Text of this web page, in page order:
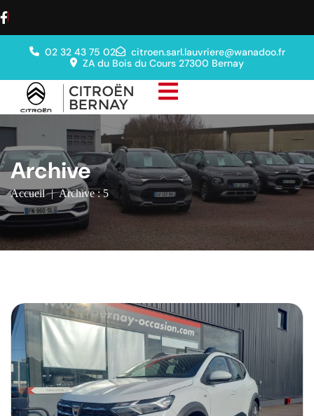
02 32 43 75 02
citroen.sarl.lauvriere@wanadoo.fr
ZA du Bois du Cours 27300 Bernay
Archive
Accueil | Archive : 5